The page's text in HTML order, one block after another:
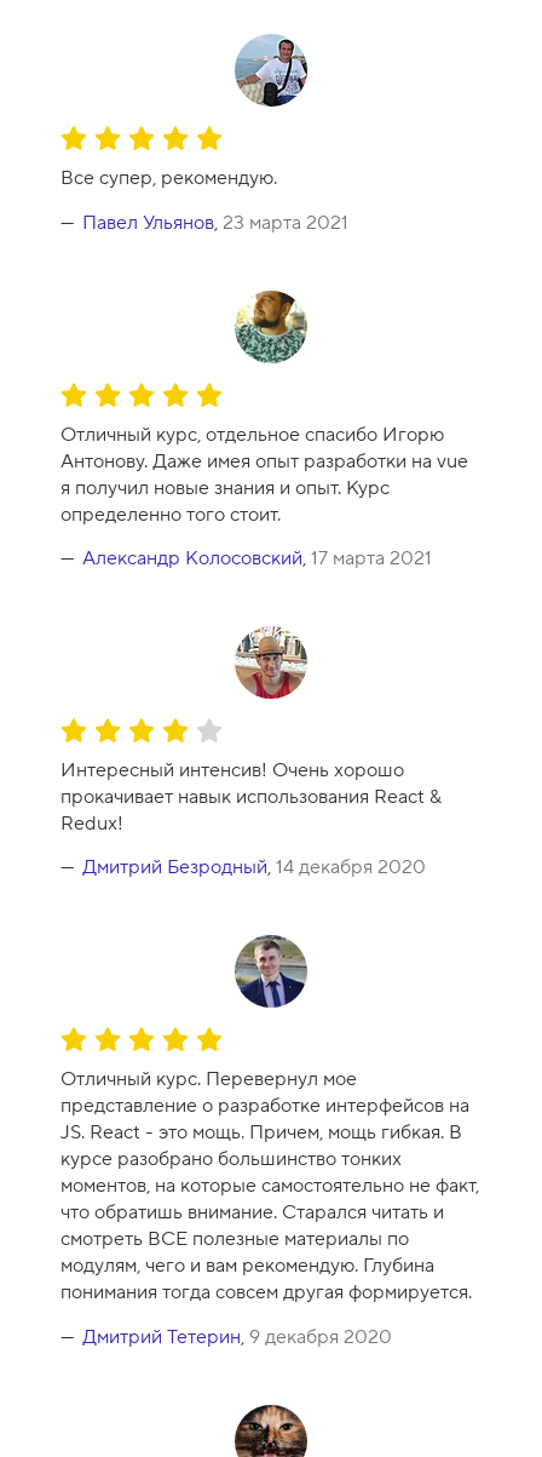
О
ц
е
н
а
-
1
0
Все супер, рекомендую.
Павел Ульянов, 23 марта 2021
О
е
н
к
а
к
0
Отличный курс, отдельное спасибо Игорю
Антонову. Даже имея опыт разработки на vue
я получил новые знания и опыт. Курс
определенно того стоит.
Александр Колосовский, 17 марта 2021
О
е
н
к
а
8
Интересный интенсив! Очень хорошо
прокачивает навык использования React &
Redux!
Дмитрий Безродный, 14 декабря 2020
О
ц
е
н
к
а
к
у
р
с
а
-
Отличный курс. Перевернул мое
представление о разработке интерфейсов на
JS. React - это мощь. Причем, мощь гибкая. В
курсе разобрано большинство тонких
моментов, на которые самостоятельно не факт,
что обратишь внимание. Старался читать и
смотреть ВСЕ полезные материалы по
модулям, чего и вам рекомендую. Глубина
понимания тогда совсем другая формируется.
Дмитрий Тетерин, 9 декабря 2020